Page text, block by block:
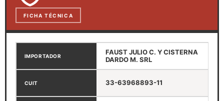
FICHA TÉCNICA
IMPORTADOR
FAUST JULIO C. Y CISTERNA
DARDO M. SRL
CUIT 33-63968893-11